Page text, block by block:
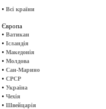
• Всі країни
Європа
• Ватикан
• Ісландія
• Македонія
• Молдова
• Сан-Марино
• СРСР
• Україна
• Чехія
• Швейцарія